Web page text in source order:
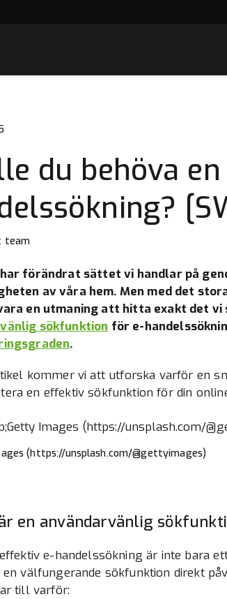
du behöva
team
har förändrat sättet vi handlar på
av våra hem. Men med det
en utmaning att hitta exakt det vi
sökfunktion för e-
.
kommer vi att utforska varför en
en effektiv sökfunktion för din
(https://unsplash.com/@gettyimages)
en användarvänlig
e-handelssökning är inte bara
välfungerande sökfunktion direkt
till varför: